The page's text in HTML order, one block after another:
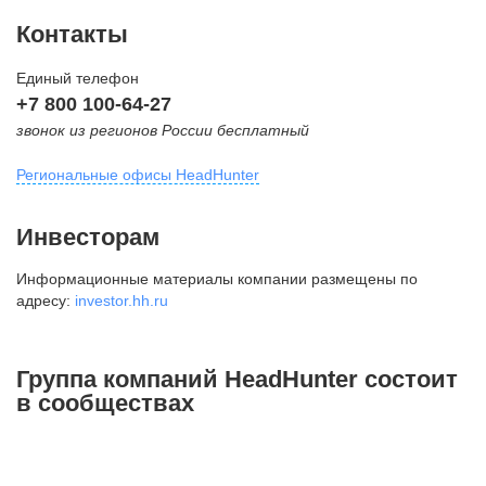
Контакты
Единый телефон
+7 800 100-64-27
звонок из регионов России бесплатный
Региональные офисы HeadHunter
внутригородская территория
Муниципальный округ Тверской,
2-я Брестская ул., д. 48,
+7 495 980-64-27
Инвесторам
Информационные материалы компании размещены по
адресу: investor.hh.ru
Группа компаний HeadHunter состоит
в сообществах